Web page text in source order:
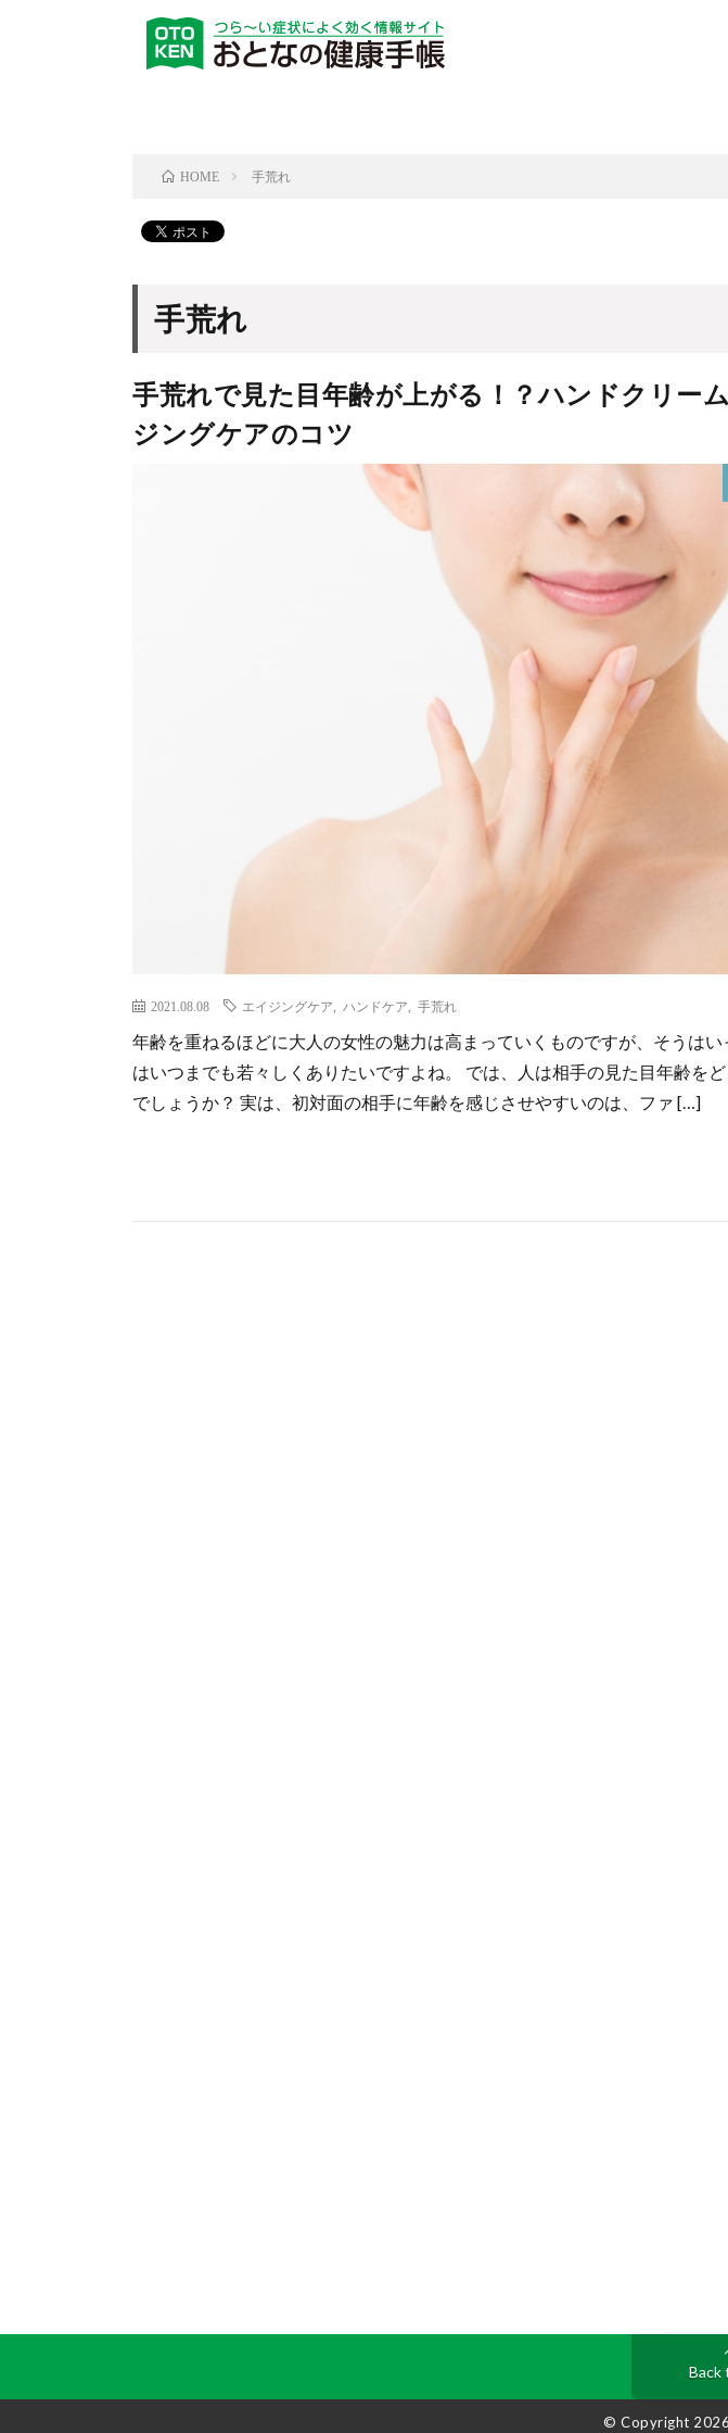
HOME 手荒れ
手荒れ
手荒れで見た目年齢が上がる！？ハンドクリー
ジングケアのコツ
2021.08.08 エイジングケア ハンドケア 手荒れ
年齢を重ねるほどに大人の女性の魅力は高まっていくものですが、そうはい
はいつまでも若々しくありたいですよね。 では、人は相手の見た目年齢を
でしょうか？ 実は、初対面の相手に年齢を感じさせやすいのは、ファ […]
Back
© Copyright 2026